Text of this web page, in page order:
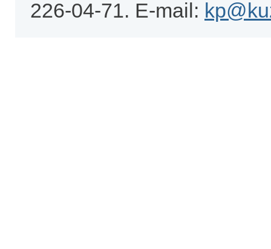
226-04-71. E-mail: